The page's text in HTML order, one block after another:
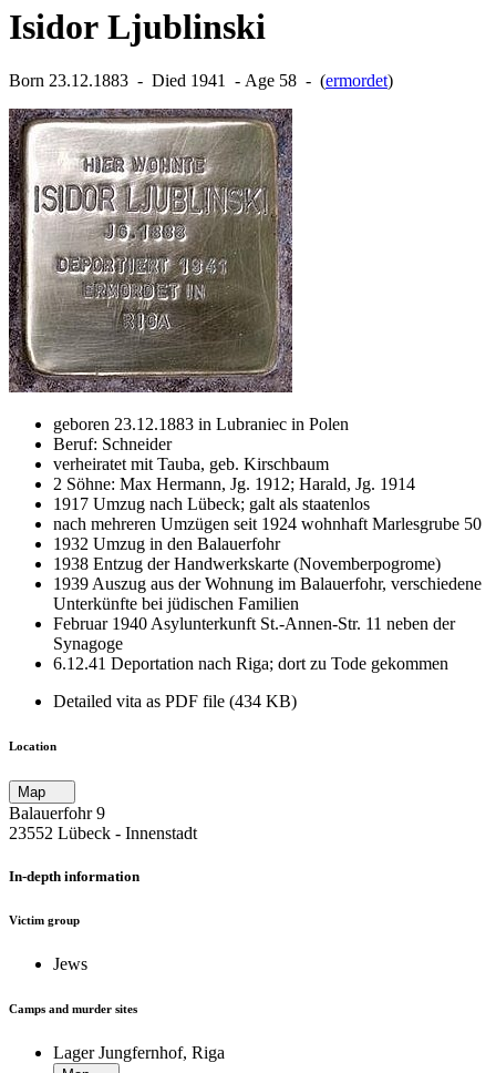
Isidor Ljublinski
Born 23.12.1883 ‐ Died 1941 ‐ Age 58 ‐ (ermordet)
geboren 23.12.1883 in Lubraniec in Polen
Beruf: Schneider
verheiratet mit Tauba, geb. Kirschbaum
2 Söhne: Max Hermann, Jg. 1912; Harald, Jg. 1914
1917 Umzug nach Lübeck; galt als staatenlos
nach mehreren Umzügen seit 1924 wohnhaft Marlesgrube 50
1932 Umzug in den Balauerfohr
1938 Entzug der Handwerkskarte (Novemberpogrome)
1939 Auszug aus der Wohnung im Balauerfohr, verschiedene
Unterkünfte bei jüdischen Familien
Februar 1940 Asylunterkunft St.-Annen-Str. 11 neben der
Synagoge
6.12.41 Deportation nach Riga; dort zu Tode gekommen
Detailed vita as PDF file (434 KB)
Location
Balauerfohr 9
23552 Lübeck ‐ Innenstadt
In-depth information
Victim group
Jews
Camps and murder sites
Lager Jungfernhof, Riga